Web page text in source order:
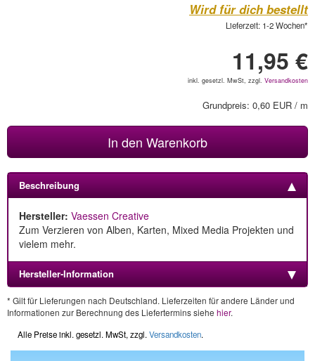
Wird für dich bestellt
Lieferzeit: 1-2 Wochen*
11,95 €
inkl. gesetzl. MwSt, zzgl. Versandkosten
Grundpreis: 0,60 EUR / m
In den Warenkorb
Beschreibung
Hersteller: Vaessen Creative
Zum Verzieren von Alben, Karten, Mixed Media Projekten und
vielem mehr.
Hersteller-Information
* Gilt für Lieferungen nach Deutschland. Lieferzeiten für andere Länder und
Informationen zur Berechnung des Liefertermins siehe hier.
Alle Preise inkl. gesetzl. MwSt, zzgl. Versandkosten.